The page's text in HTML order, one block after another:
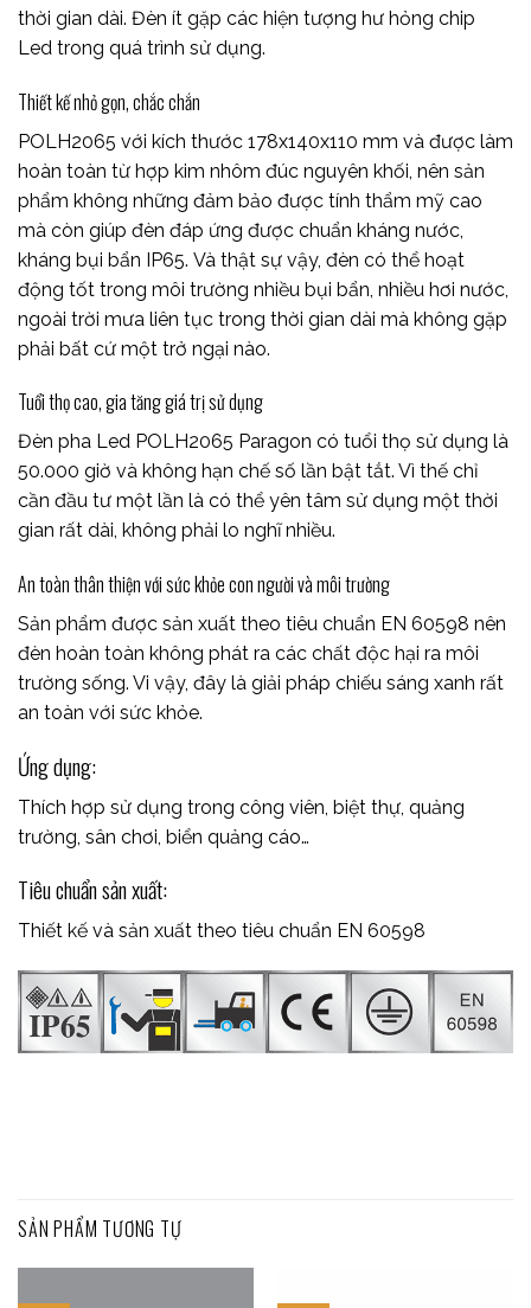
thời gian dài. Đèn ít gặp các hiện tượng hư hỏng chip
Led trong quá trình sử dụng.
Thiết kế nhỏ gọn, chắc chắn
POLH2065 với kích thước 178x140x110 mm và được làm
hoàn toàn từ hợp kim nhôm đúc nguyên khối, nên sản
phẩm không những đảm bảo được tính thẩm mỹ cao
mà còn giúp đèn đáp ứng được chuẩn kháng nước,
kháng bụi bẩn IP65. Và thật sự vậy, đèn có thể hoạt
động tốt trong môi trường nhiều bụi bẩn, nhiều hơi nước,
ngoài trời mưa liên tục trong thời gian dài mà không gặp
phải bất cứ một trở ngại nào.
Tuổi thọ cao, gia tăng giá trị sử dụng
Đèn pha Led POLH2065 Paragon có tuổi thọ sử dụng là
50.000 giờ và không hạn chế số lần bật tắt. Vì thế chỉ
cần đầu tư một lần là có thể yên tâm sử dụng một thời
gian rất dài, không phải lo nghĩ nhiều.
An toàn thân thiện với sức khỏe con người và môi trường
Sản phẩm được sản xuất theo tiêu chuẩn EN 60598 nên
đèn hoàn toàn không phát ra các chất độc hại ra môi
trường sống. Vi vậy, đây là giải pháp chiếu sáng xanh rất
an toàn với sức khỏe.
Ứng dụng:
Thích hợp sử dụng trong công viên, biệt thự, quảng
trường, sân chơi, biển quảng cáo…
Tiêu chuẩn sản xuất:
Thiết kế và sản xuất theo tiêu chuẩn EN 60598
SẢN PHẨM TƯƠNG TỰ